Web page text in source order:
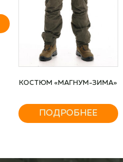
КОСТЮМ «МАГНУМ-ЗИМА»
ПОДРОБНЕЕ